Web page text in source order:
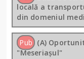
locală a
din domeniul
Pub (A)
"Meseriașul"